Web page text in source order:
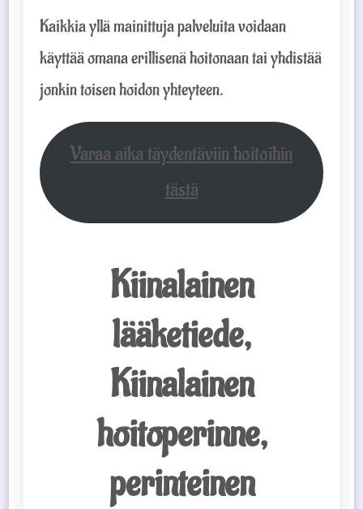
Kaikkia yllä mainittuja palveluita voidaan
käyttää omana erillisenä hoitonaan tai yhdistää
jonkin toisen hoidon yhteyteen.
Varaa aika täydentäviin hoitoihin
tästä
Kiinalainen
lääketiede,
Kiinalainen
hoitoperinne,
perinteinen